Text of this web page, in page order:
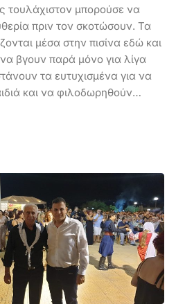
τουλάχιστον μπορούσε να
πριν τον σκοτώσουν. Τα
μέσα στην πισίνα εδώ και
βγουν παρά μόνο για λίγα
τα ευτυχισμένα για να
και να φιλοδωρηθούν…